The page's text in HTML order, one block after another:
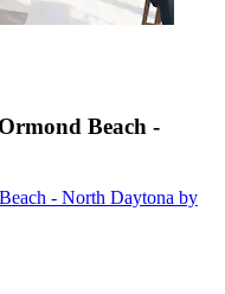
Beach -
- North Daytona by